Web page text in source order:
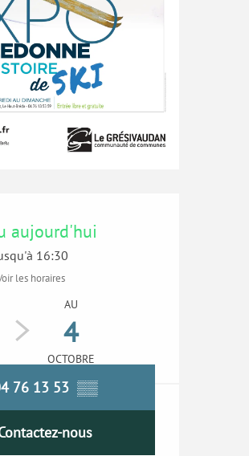
et
aujourd'hui
16:30
les horaires
AU
4
OCTOBRE
76 13 53 ▒▒
nous